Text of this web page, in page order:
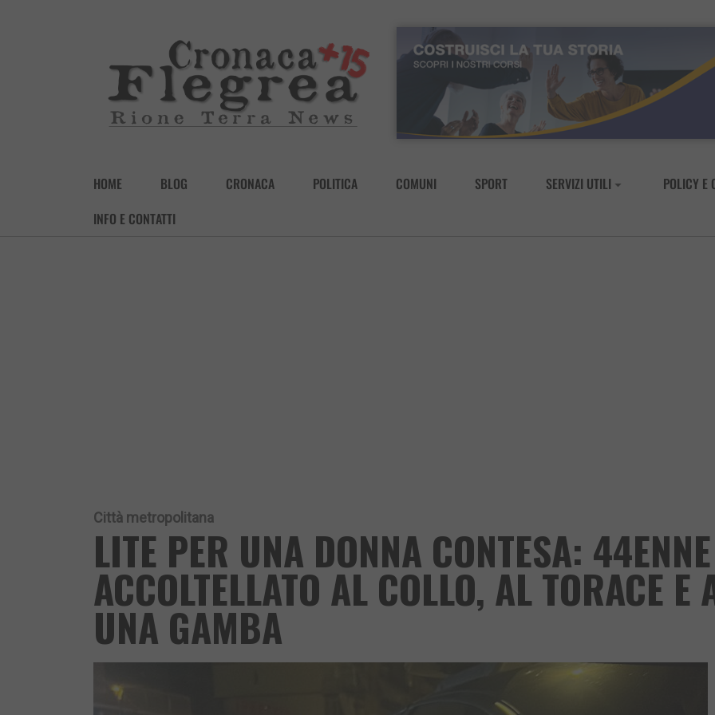
HOME BLOG CRONACA POLITICA COMUNI SPORT SERVIZI UTILI
POLICY E
INFO E CONTATTI
Città metropolitana
LITE PER UNA DONNA CONTESA: 44ENNE
ACCOLTELLATO AL COLLO, AL TORACE E
UNA GAMBA